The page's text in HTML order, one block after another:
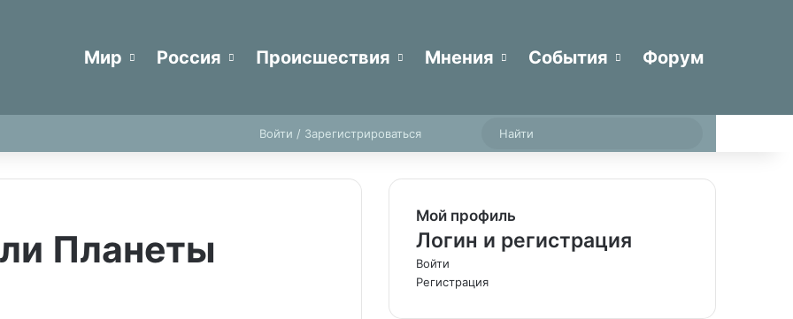
Мир Россия Происшествия Мнения События Форум
Одноклассники
Telegram
TikTokВойти / Зарегистрироваться Случайная статья
Sidebar
Планеты
Мой профиль
Логин и регистрация
Войти
Регистрация